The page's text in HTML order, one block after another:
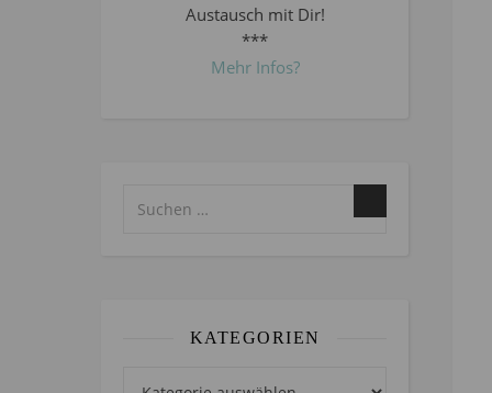
Austausch mit Dir!
***
Mehr Infos?
KATEGORIEN